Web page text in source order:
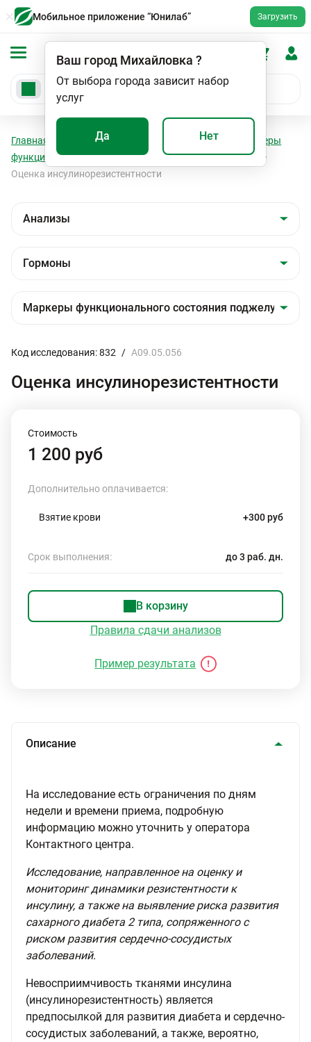
Мобильное приложение “Юнилаб” Загрузить
Ваш город Михайловка ?
От выбора города зависит набор
услуг
Да Нет
Главная Анализы Гормоны
Маркеры
функционального состояния поджелудочной железы
Оценка инсулинорезистентности
Код исследования: 832 / A09.05.056
Оценка инсулинорезистентности
Стоимость
1 200 руб
Дополнительно оплачивается:
Взятие крови +300 руб
Срок выполнения: до 3 раб. дн.
В корзину
Правила сдачи анализов
Пример результата
Описание
На исследование есть ограничения по дням
недели и времени приема, подробную
информацию можно уточнить у оператора
Контактного центра.
Исследование, направленное на оценку и
мониторинг динамики резистентности к
инсулину, а также на выявление риска развития
сахарного диабета 2 типа, сопряженного с
риском развития сердечно-сосудистых
заболеваний.
Невосприимчивость тканями инсулина
(инсулинорезистентность) является
предпосылкой для развития диабета и сердечно-
сосудистых заболеваний, а также, вероятно,